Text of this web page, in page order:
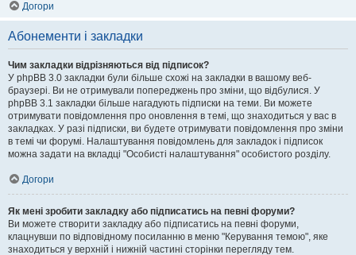
Догори
Абонементи і закладки
Чим закладки відрізняються від підписок?
У phpBB 3.0 закладки були більше схожі на закладки в вашому веб-
браузері. Ви не отримували попереджень про зміни, що відбулися. У
phpBB 3.1 закладки більше нагадують підписки на теми. Ви можете
отримувати повідомлення про оновлення в темі, що знаходиться у вас в
закладках. У разі підписки, ви будете отримувати повідомлення про зміни
в темі чи форумі. Налаштування повідомлень для закладок і підписок
можна задати на вкладці "Особисті налаштування" особистого розділу.
Догори
Як мені зробити закладку або підписатись на певні форуми?
Ви можете створити закладку або підписатись на певні форуми,
клацнувши по відповідному посиланню в меню "Керування темою", яке
знаходиться у верхній і нижній частині сторінки перегляду тем.